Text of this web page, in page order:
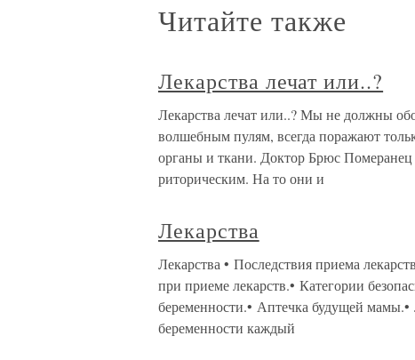
Читайте также
Лекарства лечат или..?
Лекарства лечат или..? Мы не должны
волшебным пулям, всегда поражают
органы и ткани. Доктор Брюс Померанец
риторическим. На то они и
Лекарства
Лекарства • Последствия приема
при приеме лекарств.• Категории
беременности.• Аптечка будущей
беременности каждый